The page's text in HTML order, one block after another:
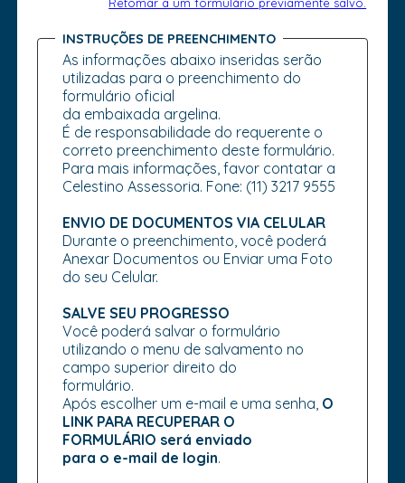
INSTRUÇÕES DE PREENCHIMENTO
As informações abaixo inseridas serão
utilizadas para o preenchimento do
formulário oficial
da embaixada argelina.
É de responsabilidade do requerente o
correto preenchimento deste formulário.
Para mais informações, favor contatar a
Celestino Assessoria. Fone: (11) 3217 9555
ENVIO DE DOCUMENTOS VIA CELULAR
Durante o preenchimento, você poderá
Anexar Documentos ou Enviar uma Foto
do seu Celular.
SALVE SEU PROGRESSO
Você poderá salvar o formulário
utilizando o menu de salvamento no
campo superior direito do
formulário.
Após escolher um e-mail e uma senha, O
LINK PARA RECUPERAR O
FORMULÁRIO será enviado
para o e-mail de login.